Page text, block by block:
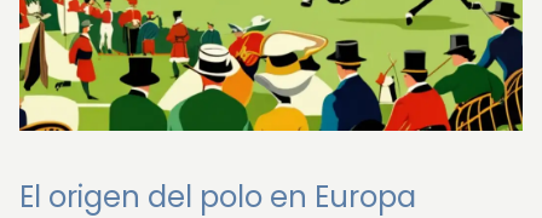
El origen del polo en Europa